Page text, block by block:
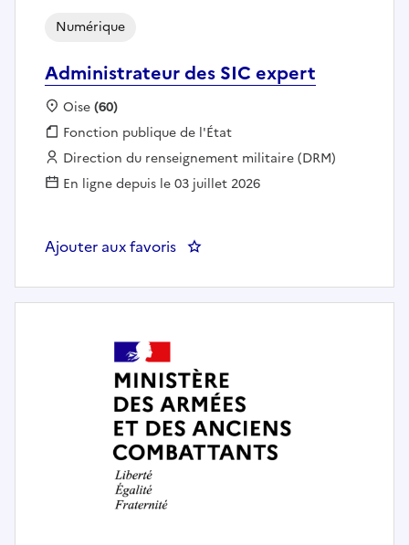
Administrateur des SIC expert
Numérique
Localisation :
Oise(60)
Fonction publique :
Fonction publique de l'État
Employeur :
Direction du renseignement militaire (DRM)
En ligne depuis le 03 juillet 2026
Ajouter aux favoris : Administrateur des SIC expert